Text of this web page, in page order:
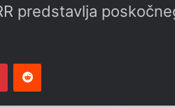
predstavlja
PinterestReddit